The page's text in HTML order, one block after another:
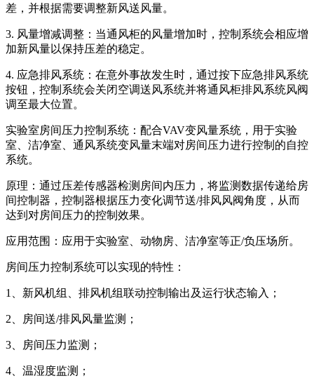
差，并根据需要调整新风送风量。
3. 风量增减调整：当通风柜的风量增加时，控制系统会相应增
加新风量以保持压差的稳定。
4. 应急排风系统：在意外事故发生时，通过按下应急排风系统
按钮，控制系统会关闭空调送风系统并将通风柜排风系统风阀
调至最大位置。
实验室房间压力控制系统：配合VAV变风量系统，用于实验
室、洁净室、通风系统变风量末端对房间压力进行控制的自控
系统。
原理：通过压差传感器检测房间内压力，将监测数据传递给房
间控制器，控制器根据压力变化调节送/排风风阀角度，从而
达到对房间压力的控制效果。
应用范围：应用于实验室、动物房、洁净室等正/负压场所。
房间压力控制系统可以实现的特性：
1、新风机组、排风机组联动控制输出及运行状态输入；
2、房间送/排风风量监测；
3、房间压力监测；
4、温湿度监测；